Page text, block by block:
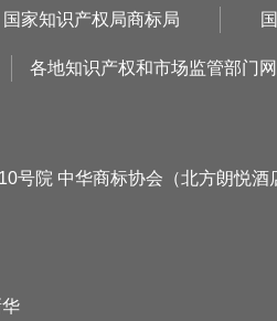
国家知识产权局商标局
各地知识产权和市场监管部门
号院 中华商标协会（北方朗悦酒